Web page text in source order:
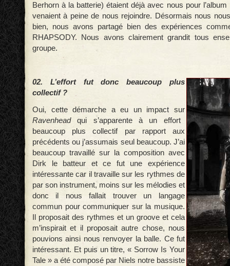
Berhorn à la batterie) étaient déjà avec nous pour
venaient à peine de nous rejoindre. Désormais nous
bien, nous avons partagé bien des expériences
RHAPSODY. Nous avons clairement grandit tous
groupe.
02. L’effort fut donc beaucoup plus
collectif ?
Oui, cette démarche a eu un impact sur
Ravenheadqui s’apparente à un effort
beaucoup plus collectif par rapport aux
précédents ou j’assumais seul beaucoup. J’ai
beaucoup travaillé sur la composition avec
Dirk le batteur et ce fut une expérience
intéressante car il travaille sur les rythmes de
par son instrument, moins sur les mélodies et
donc il nous fallait trouver un langage
commun pour communiquer sur la musique.
Il proposait des rythmes et un groove et cela
m’inspirait et il proposait autre chose, nous
pouvions ainsi nous renvoyer la balle. Ce fut
intéressant. Et puis un titre, « Sorrow Is Your
Tale » a été composé par Niels notre bassiste